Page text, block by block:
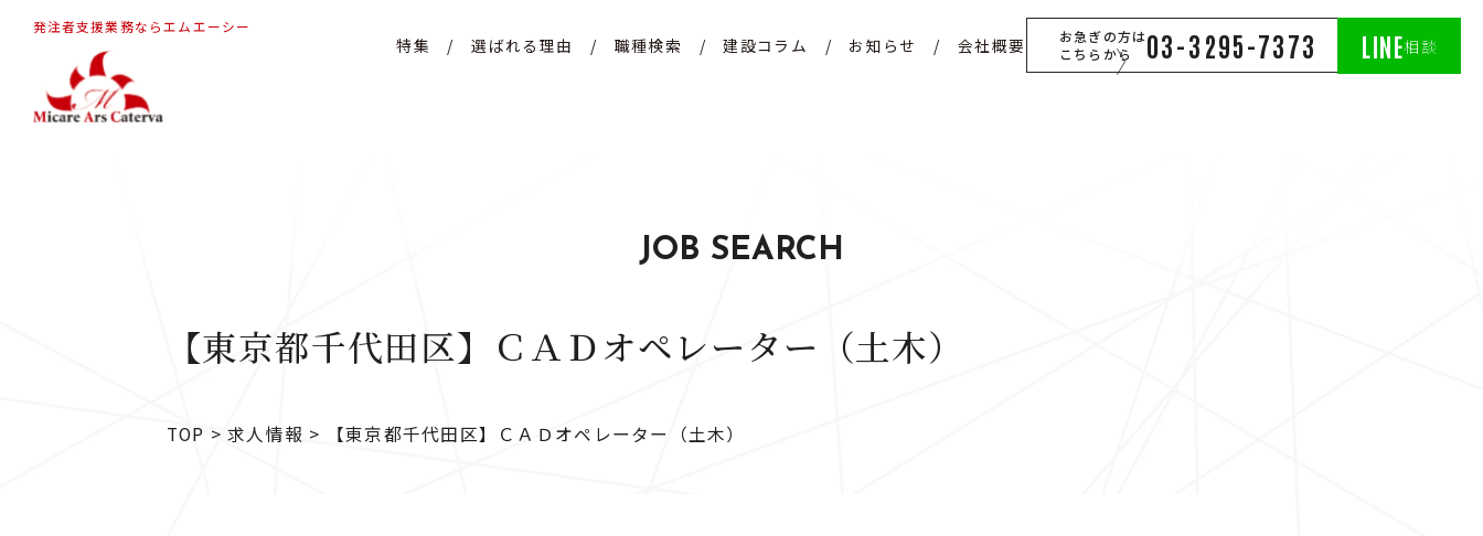
発注者支援業務ならエムエーシー
特集 /選ばれる理由 / 職種検索 /建設コラム / お知らせ / 会社概要
お急ぎの方は
こちらから
03-3295-7373 LINE相談
JOB SEARCH
【東京都千代田区】ＣＡＤオペレーター（土木）
TOP >求人情報 > 【東京都千代田区】ＣＡＤオペレーター（土木）